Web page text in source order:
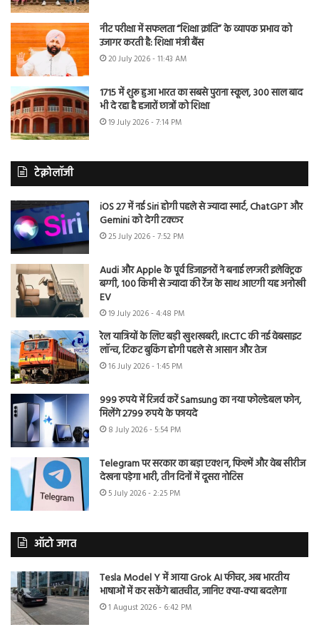
नीट परीक्षा में सफलता “शिक्षा क्रांति” के व्यापक प्रभाव को
उजागर करती है: शिक्षा मंत्री बैंस
20 July 2026 - 11:43 AM
1715 में शुरू हुआ भारत का सबसे पुराना स्कूल, 300 साल बाद
भी दे रहा है हजारों छात्रों को शिक्षा
19 July 2026 - 7:14 PM
टेक्नोलॉजी
iOS 27 में नई Siri होगी पहले से ज्यादा स्मार्ट, ChatGPT और
Gemini को देगी टक्कर
25 July 2026 - 7:52 PM
Audi और Apple के पूर्व डिजाइनरों ने बनाई लग्जरी इलेक्ट्रिक
बग्गी, 100 किमी से ज्यादा की रेंज के साथ आएगी यह अनोखी
EV
19 July 2026 - 4:48 PM
रेल यात्रियों के लिए बड़ी खुशखबरी, IRCTC की नई वेबसाइट
लॉन्च, टिकट बुकिंग होगी पहले से आसान और तेज
16 July 2026 - 1:45 PM
999 रुपये में रिजर्व करें Samsung का नया फोल्डेबल फोन,
मिलेंगे 2799 रुपये के फायदे
8 July 2026 - 5:54 PM
Telegram पर सरकार का बड़ा एक्शन, फिल्में और वेब सीरीज
देखना पड़ेगा भारी, तीन दिनों में दूसरा नोटिस
5 July 2026 - 2:25 PM
ऑटो जगत
Tesla Model Y में आया Grok AI फीचर, अब भारतीय
भाषाओं में कर सकेंगे बातचीत, जानिए क्या-क्या बदलेगा
1 August 2026 - 6:42 PM